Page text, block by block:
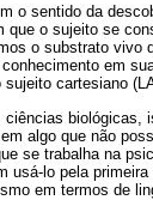
o sentido da
o sujeito se
o substrato vivo
em
cartesiano
biológicas,
algo que não
se trabalha na
usá-lo pela
em termos de